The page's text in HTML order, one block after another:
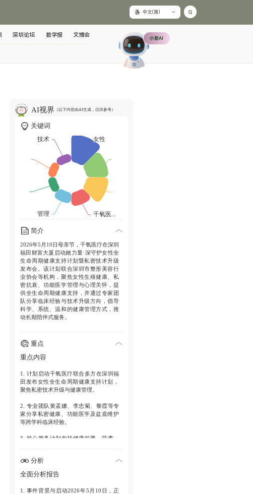
中文(简)
深圳论坛 数字报 文博会 小新AI
AI视界 （以下内容由AI生成，仅供参考）
关键词
简介
2026年5月10日母亲节，千氧医疗在深圳
福田财富大厦启动她力量·深守护女性全
生命周期健康支持计划暨私密技术升级
发布会。该计划联合深圳市整形美容行
业协会等机构，聚焦女性生殖健康、私
密抗衰、功能医学管理与心理关怀，提
供全生命周期健康支持，并通过专家团
队分享临床经验与技术升级方向，倡导
科学、系统、温和的健康管理方式，推
动长期陪伴式服务。
重点
重点内容
1. 计划启动千氧医疗联合多方在深圳福
田发布女性全生命周期健康支持计划，
聚焦私密技术升级与健康管理。
2. 专业团队 黄孟娜、李忠菊、黎霞等专
家分享私密健康、功能医学及盆底维护
等跨学科临床经验。
3. 核心服务 计划包括健康科普、筛查、
4. 技术亮点强调微创整复、私密美学设
计及身心养护，适配新时代女性多元健
康诉求。
分析
全面分析报告
1. 事件背景与启动2026年5月10日，正